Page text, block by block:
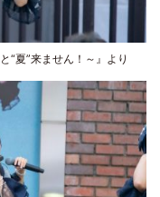
“夏”来ません！～』より